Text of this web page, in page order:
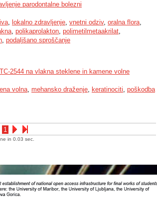
1
parodontalne bolezni
, lokalno zdravljenje, vnetni odziv, oralna flora,
, polikaprolakton, polimetilmetaakrilat,
, podaljšano sproščanje
2544 na vlakna steklene in kamene volne
volna, mehansko draženje, keratinociti, poškodba
in 0.03 sec.